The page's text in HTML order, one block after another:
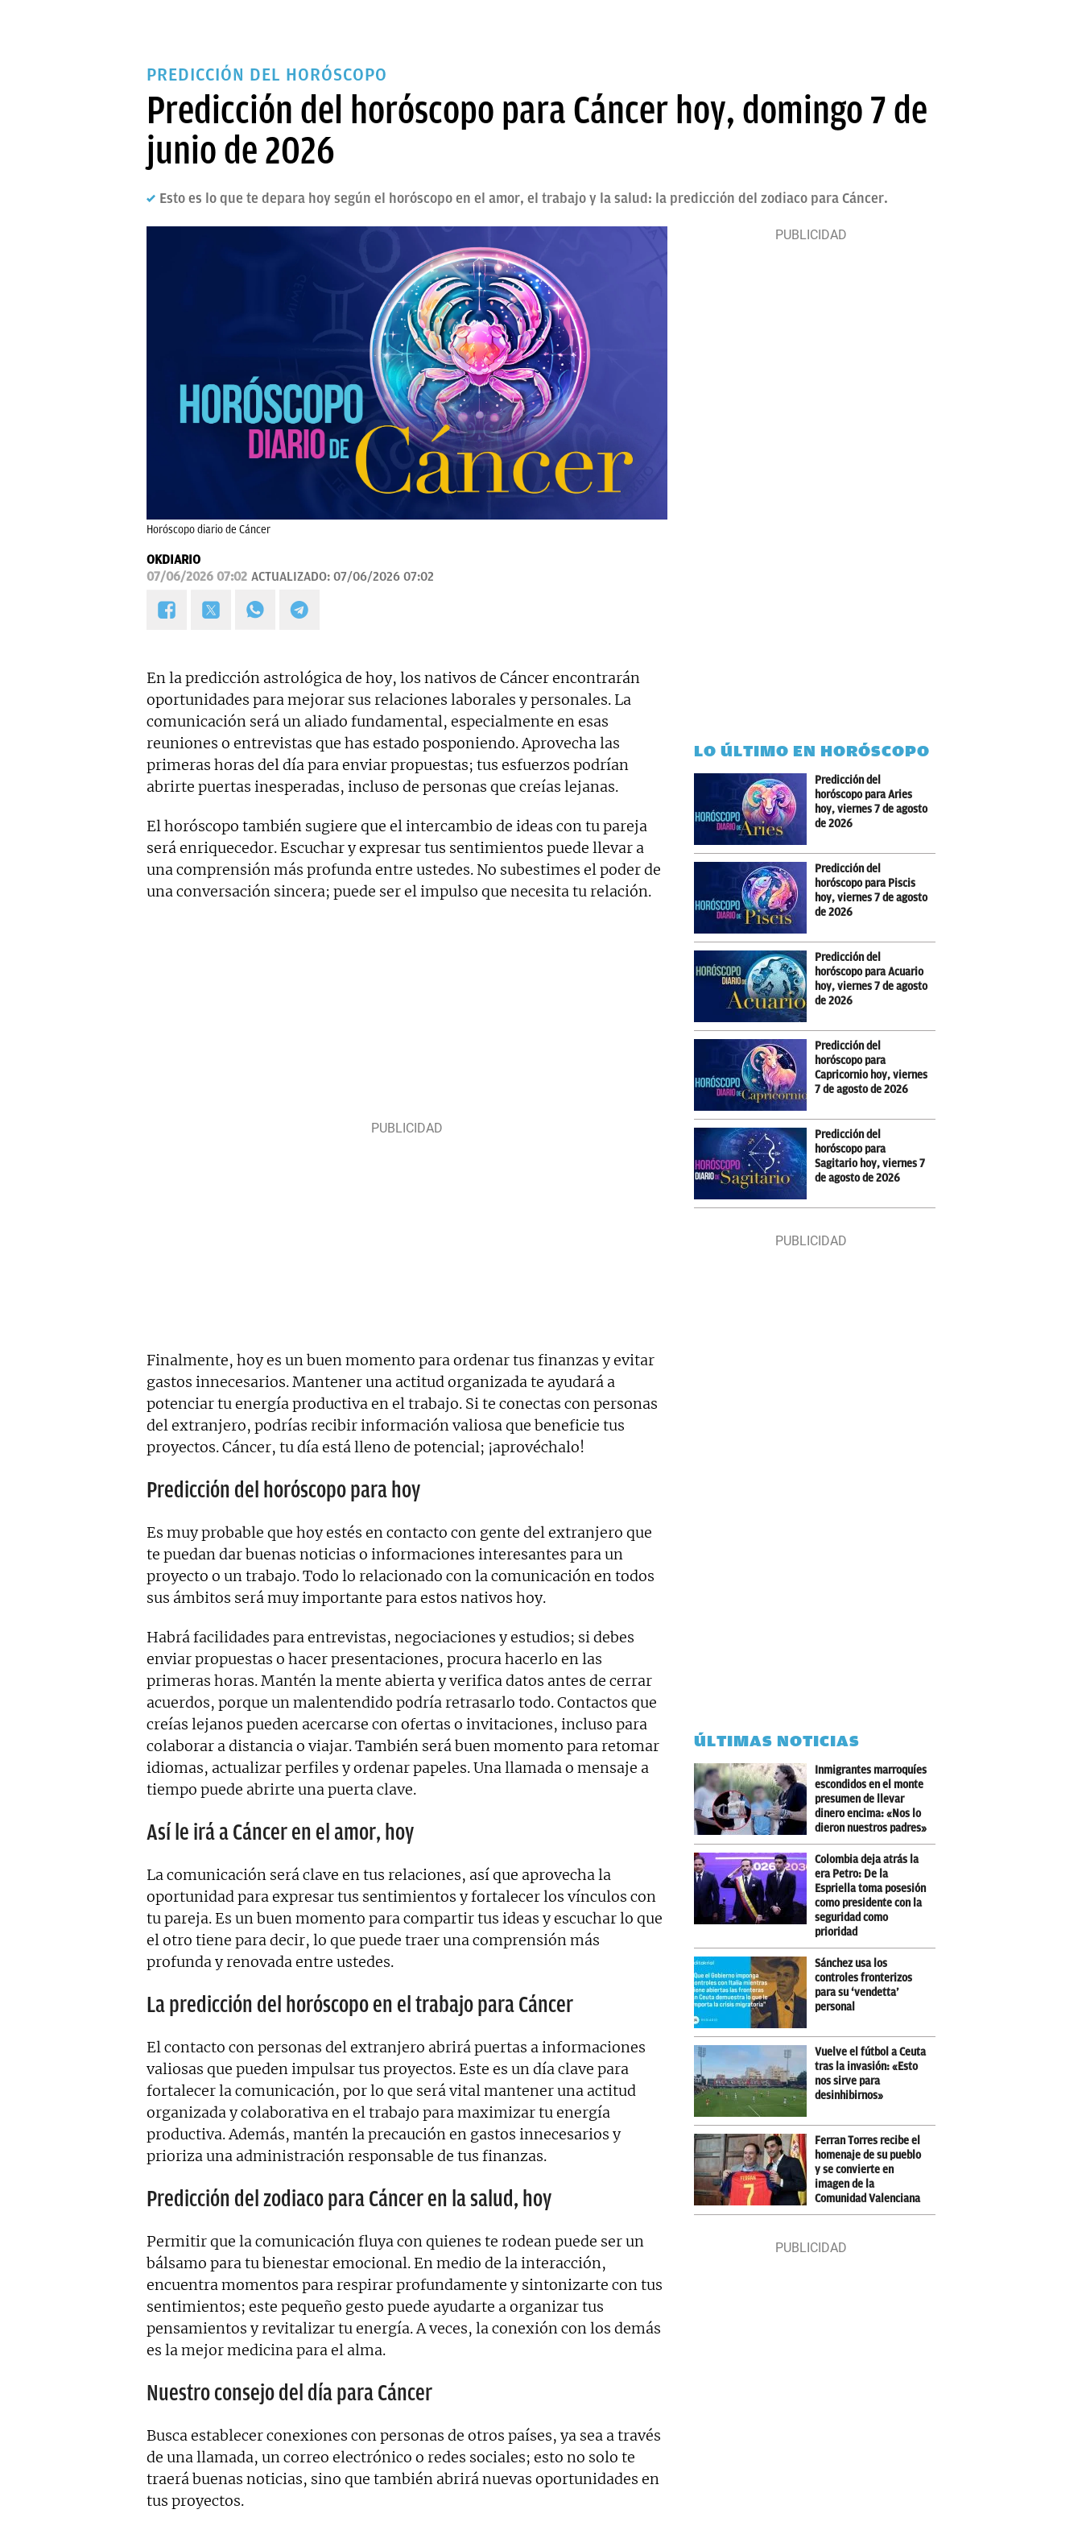
PREDICCIÓN DEL HORÓSCOPO
Predicción del horóscopo para Cáncer hoy, domingo 7 de
junio de 2026
Esto es lo que te depara hoy según el horóscopo en el amor, el trabajo y la salud: la predicción del zodiaco para Cáncer.
Horóscopo diario de Cáncer
OKDIARIO
07/06/2026 07:02 ACTUALIZADO: 07/06/2026 07:02
En la predicción astrológica de hoy, los nativos de Cáncer encontrarán
oportunidades para mejorar sus relaciones laborales y personales. La
comunicación será un aliado fundamental, especialmente en esas
reuniones o entrevistas que has estado posponiendo. Aprovecha las
primeras horas del día para enviar propuestas; tus esfuerzos podrían
abrirte puertas inesperadas, incluso de personas que creías lejanas.
El horóscopo también sugiere que el intercambio de ideas con tu pareja
será enriquecedor. Escuchar y expresar tus sentimientos puede llevar a
una comprensión más profunda entre ustedes. No subestimes el poder de
una conversación sincera; puede ser el impulso que necesita tu relación.
Finalmente, hoy es un buen momento para ordenar tus finanzas y evitar
gastos innecesarios. Mantener una actitud organizada te ayudará a
potenciar tu energía productiva en el trabajo. Si te conectas con personas
del extranjero, podrías recibir información valiosa que beneficie tus
proyectos. Cáncer, tu día está lleno de potencial; ¡aprovéchalo!
Predicción del horóscopo para hoy
Es muy probable que hoy estés en contacto con gente del extranjero que
te puedan dar buenas noticias o informaciones interesantes para un
proyecto o un trabajo. Todo lo relacionado con la comunicación en todos
sus ámbitos será muy importante para estos nativos hoy.
Habrá facilidades para entrevistas, negociaciones y estudios; si debes
enviar propuestas o hacer presentaciones, procura hacerlo en las
primeras horas. Mantén la mente abierta y verifica datos antes de cerrar
acuerdos, porque un malentendido podría retrasarlo todo. Contactos que
creías lejanos pueden acercarse con ofertas o invitaciones, incluso para
colaborar a distancia o viajar. También será buen momento para retomar
idiomas, actualizar perfiles y ordenar papeles. Una llamada o mensaje a
tiempo puede abrirte una puerta clave.
Así le irá a Cáncer en el amor, hoy
La comunicación será clave en tus relaciones, así que aprovecha la
oportunidad para expresar tus sentimientos y fortalecer los vínculos con
tu pareja. Es un buen momento para compartir tus ideas y escuchar lo que
el otro tiene para decir, lo que puede traer una comprensión más
profunda y renovada entre ustedes.
La predicción del horóscopo en el trabajo para Cáncer
El contacto con personas del extranjero abrirá puertas a informaciones
valiosas que pueden impulsar tus proyectos. Este es un día clave para
fortalecer la comunicación, por lo que será vital mantener una actitud
organizada y colaborativa en el trabajo para maximizar tu energía
productiva. Además, mantén la precaución en gastos innecesarios y
prioriza una administración responsable de tus finanzas.
Predicción del zodiaco para Cáncer en la salud, hoy
Permitir que la comunicación fluya con quienes te rodean puede ser un
bálsamo para tu bienestar emocional. En medio de la interacción,
encuentra momentos para respirar profundamente y sintonizarte con tus
sentimientos; este pequeño gesto puede ayudarte a organizar tus
pensamientos y revitalizar tu energía. A veces, la conexión con los demás
es la mejor medicina para el alma.
Nuestro consejo del día para Cáncer
Busca establecer conexiones con personas de otros países, ya sea a través
de una llamada, un correo electrónico o redes sociales; esto no solo te
traerá buenas noticias, sino que también abrirá nuevas oportunidades en
tus proyectos.
LO ÚLTIMO EN HORÓSCOPO
Predicción del
horóscopo para Aries
hoy, viernes 7 de agosto
de 2026
Predicción del
horóscopo para Piscis
hoy, viernes 7 de agosto
de 2026
Predicción del
horóscopo para Acuario
hoy, viernes 7 de agosto
de 2026
Predicción del
horóscopo para
Capricornio hoy, viernes
7 de agosto de 2026
Predicción del
horóscopo para
Sagitario hoy, viernes 7
de agosto de 2026
ÚLTIMAS NOTICIAS
Inmigrantes marroquíes
escondidos en el monte
presumen de llevar
dinero encima: «Nos lo
dieron nuestros padres»
Colombia deja atrás la
era Petro: De la
Espriella toma posesión
como presidente con la
seguridad como
prioridad
Sánchez usa los
controles fronterizos
para su ‘vendetta’
personal
Vuelve el fútbol a Ceuta
tras la invasión: «Esto
nos sirve para
desinhibirnos»
Ferran Torres recibe el
homenaje de su pueblo
y se convierte en
imagen de la
Comunidad Valenciana